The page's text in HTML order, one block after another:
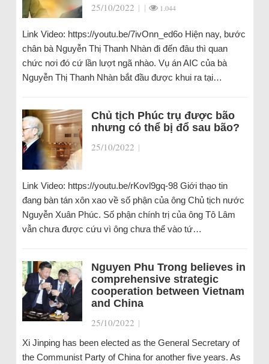
25/10/2022 | | 1.044
Link Video: https://youtu.be/7ivOnn_ed6o Hiện nay, bước
chân bà Nguyễn Thị Thanh Nhàn đi đến đâu thì quan
chức nơi đó cứ lần lượt ngã nhào. Vụ án AIC của bà
Nguyễn Thị Thanh Nhàn bắt đầu được khui ra tại…
Chủ tịch Phúc trụ được bão
nhưng có thể bị đổ sau bão?
25/10/2022 |
Link Video: https://youtu.be/rKovl9gq-98 Giới thạo tin
đang bàn tán xôn xao về số phận của ông Chủ tịch nước
Nguyễn Xuân Phúc. Số phận chính trị của ông Tô Lâm
vẫn chưa được cứu vì ông chưa thể vào tứ…
Nguyen Phu Trong believes in
comprehensive strategic
cooperation between Vietnam
and China
25/10/2022 |
Xi Jinping has been elected as the General Secretary of
the Communist Party of China for another five years. As